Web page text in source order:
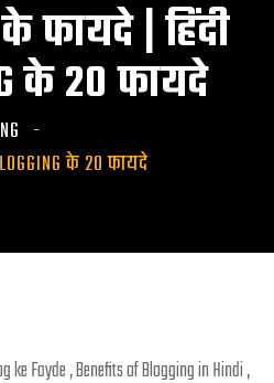
के फायदे | हिंदी
के 20 फायदे
के 20 फायदे